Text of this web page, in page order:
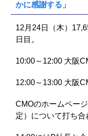
かに感謝する」
12月24日（木）
日目。
10:00～12:00 大阪
12:00～13:00 大阪
CMOのホームペー
定）について打ち合